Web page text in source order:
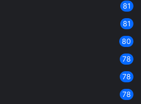
81
81
80
78
78
78